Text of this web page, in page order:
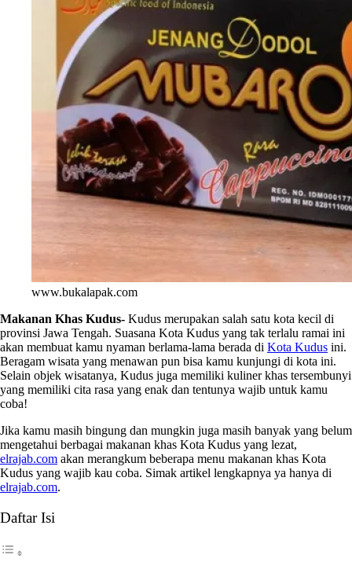
www.bukalapak.com
Makanan Khas Kudus- Kudus merupakan salah satu kota kecil di
provinsi Jawa Tengah. Suasana Kota Kudus yang tak terlalu ramai ini
akan membuat kamu nyaman berlama-lama berada di Kota Kudus ini.
Beragam wisata yang menawan pun bisa kamu kunjungi di kota ini.
Selain objek wisatanya, Kudus juga memiliki kuliner khas tersembunyi
yang memiliki cita rasa yang enak dan tentunya wajib untuk kamu
coba!
Jika kamu masih bingung dan mungkin juga masih banyak yang belum
mengetahui berbagai makanan khas Kota Kudus yang lezat,
elrajab.com akan merangkum beberapa menu makanan khas Kota
Kudus yang wajib kau coba. Simak artikel lengkapnya ya hanya di
elrajab.com.
Daftar Isi